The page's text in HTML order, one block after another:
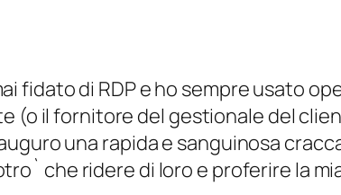
fidato di RDP e ho sempre usato
(o il fornitore del gestionale del
una rapida e sanguinosa
che ridere di loro e proferire la